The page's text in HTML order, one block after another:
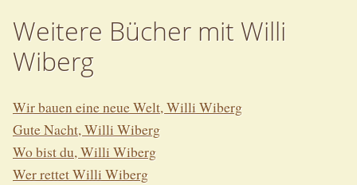
Weitere Bücher mit Willi
Wiberg
Wir bauen eine neue Welt, Willi Wiberg
Gute Nacht, Willi Wiberg
Wo bist du, Willi Wiberg
Wer rettet Willi Wiberg